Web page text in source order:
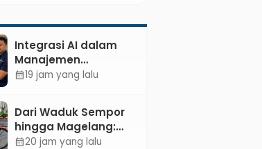
dan Perak di Kejurda
Tapak Suci Kebumen
2026Integrasi AI dalam
Manajemen
Pendayagunaan ZIS
Unggulan Lazismu
Kebumen
calendar_month19 jam yang lalu
Dari Waduk Sempor
hingga Magelang:
Mengayuh Kembali
calendar_month20 jam yang lalu